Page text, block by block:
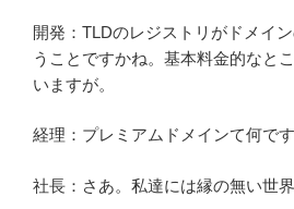
開発：TLDのレジストリがドメイ
うことですかね。基本料金的なと
いますが。
経理：プレミアムドメインて何で
社長：さあ。私達には縁の無い世